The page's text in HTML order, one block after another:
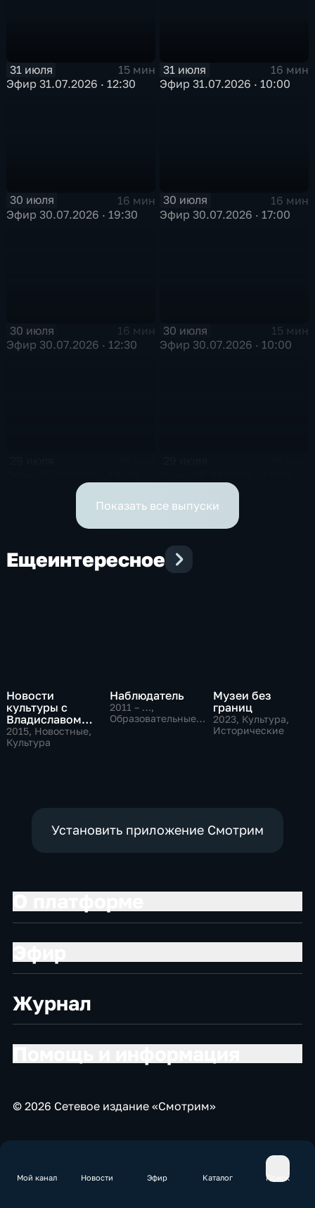
Мой канал Новости Эфир Каталог Поиск
31 июля
15 мин
Эфир 31.07.2026 · 12:30
31 июля
16 мин
Эфир 31.07.2026 · 10:00
30 июля
16 мин
Эфир 30.07.2026 · 19:30
30 июля
16 мин
Эфир 30.07.2026 · 17:00
30 июля
16 мин
Эфир 30.07.2026 · 12:30
30 июля
15 мин
Эфир 30.07.2026 · 10:00
Показать все выпуски
Ещеинтересное
Новости
культуры с
Владиславом
Флярковским
2015, Новостные,
Культура
Наблюдатель
2011 – …,
Образовательные,
Музеи без
границ
2023, Культура,
Исторические
Установить приложение Смотрим
Журнал
© 2026 Сетевое издание «Смотрим»